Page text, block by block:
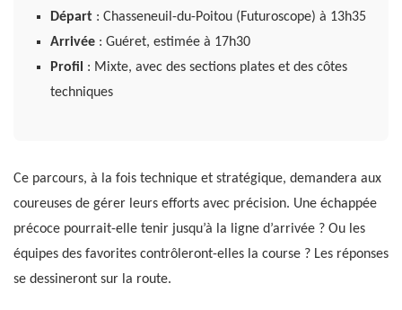
Départ: Chasseneuil-du-Poitou (Futuroscope) à 13h35
Arrivée: Guéret, estimée à 17h30
Profil
: Mixte, avec des sections plates et des côtes
techniques
Ce parcours, à la fois technique et stratégique, demandera aux
coureuses de gérer leurs efforts avec précision. Une échappée
précoce pourrait-elle tenir jusqu’à la ligne d’arrivée ? Ou les
équipes des favorites contrôleront-elles la course ? Les réponses
se dessineront sur la route.